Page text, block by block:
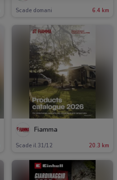
Scade domani 6.4 km
Fiamma
Scade il 31/12 20.3 km